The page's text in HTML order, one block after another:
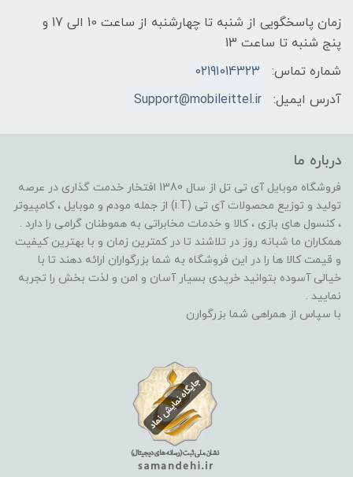
زمان پاسخگویی از شنبه تا چهارشنبه از ساعت 10 الی 17 و
پنج شنبه تا ساعت 13
شماره تماس:
02191014323
آدرس ایمیل:
Support@mobileittel.ir
درباره ما
فروشگاه موبایل آی تی تل از سال 1380 افتخار خدمت گذاری در عرصه
تولید و توزیع محصولات آی تی (i.T) از جمله مودم و موبایل ، کامپیوتر
، کنسول های بازی ، کالا و خدمات مخابراتی به هموطنان گرامی را دارد .
همکاران ما شبانه روز در تلاشند تا در کمترین زمان و با بهترین کیفیت
و قیمت کالا ها را در این فروشگاه به شما بزرگواران ارائه دهند تا با
خیالی آسوده بتوانید خریدی بسیار آسان و امن و لذت بخش را تجربه
نمایید .
با سپاس از همراهی شما بزرگوارن